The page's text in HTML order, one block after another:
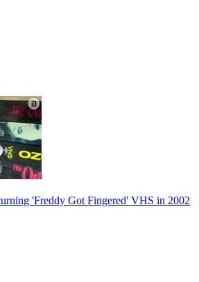
'Freddy Got Fingered' VHS in 2002